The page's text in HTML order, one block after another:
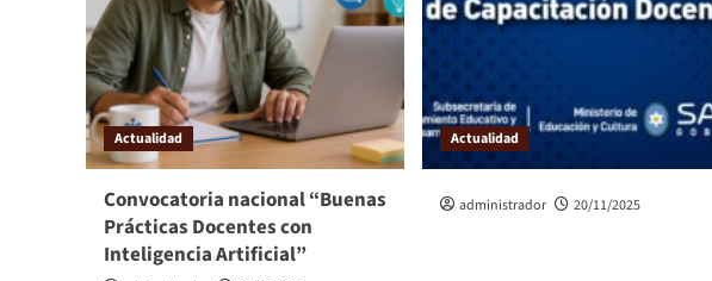
Actualidad
Convocatoria nacional “Buenas
Prácticas Docentes con
Inteligencia Artificial”
Actualidad
administrador 20/11/2025